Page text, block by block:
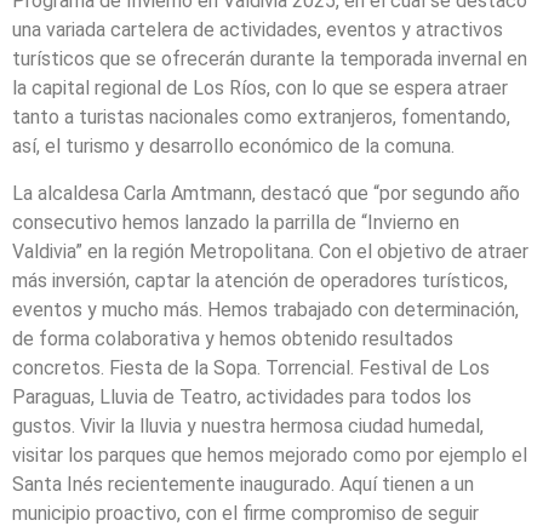
una variada cartelera de actividades, eventos y atractivos
turísticos que se ofrecerán durante la temporada invernal en
la capital regional de Los Ríos, con lo que se espera atraer
tanto a turistas nacionales como extranjeros, fomentando,
así, el turismo y desarrollo económico de la comuna.
La alcaldesa Carla Amtmann, destacó que “por segundo año
consecutivo hemos lanzado la parrilla de “Invierno en
Valdivia” en la región Metropolitana. Con el objetivo de atraer
más inversión, captar la atención de operadores turísticos,
eventos y mucho más. Hemos trabajado con determinación,
de forma colaborativa y hemos obtenido resultados
concretos. Fiesta de la Sopa. Torrencial. Festival de Los
Paraguas, Lluvia de Teatro, actividades para todos los
gustos. Vivir la lluvia y nuestra hermosa ciudad humedal,
visitar los parques que hemos mejorado como por ejemplo el
Santa Inés recientemente inaugurado. Aquí tienen a un
municipio proactivo, con el firme compromiso de seguir